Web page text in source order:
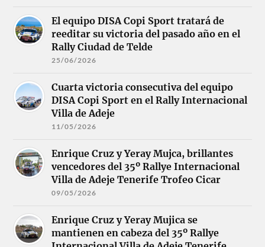
El equipo DISA Copi Sport tratará de
reeditar su victoria del pasado año en el
Rally Ciudad de Telde
25/06/2026
Cuarta victoria consecutiva del equipo
DISA Copi Sport en el Rally Internacional
Villa de Adeje
11/05/2026
Enrique Cruz y Yeray Mujca, brillantes
vencedores del 35º Rallye Internacional
Villa de Adeje Tenerife Trofeo Cicar
09/05/2026
Enrique Cruz y Yeray Mujica se
mantienen en cabeza del 35º Rallye